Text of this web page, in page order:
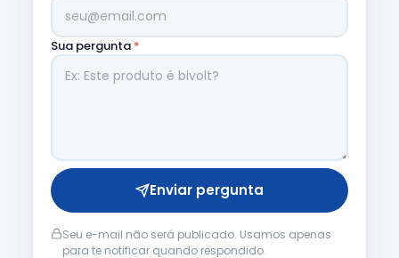
Sua pergunta *
Enviar pergunta
Seu e-mail não será publicado. Usamos apenas
para te notificar quando respondido.